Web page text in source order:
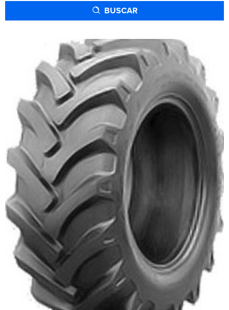
BUSCAR